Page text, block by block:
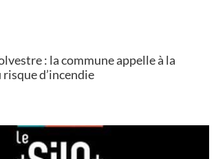
: la commune appelle à la
d’incendie